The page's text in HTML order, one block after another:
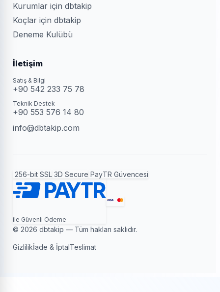
Kurumlar için dbtakip
Koçlar için dbtakip
Deneme Kulübü
İletişim
Satış & Bilgi
+90 542 233 75 78
Teknik Destek
+90 553 576 14 80
info@dbtakip.com
256-bit SSL 3D Secure PayTR Güvencesi
ile Güvenli Ödeme
© 2026 dbtakip — Tüm hakları saklıdır.
Gizlilikİade & İptalTeslimat